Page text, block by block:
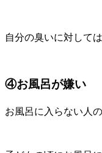
自分の臭いに対して
④お風呂が嫌い
お風呂に入らない人